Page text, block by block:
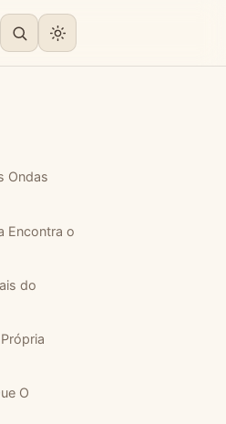
Ondas
Encontra o
do
O